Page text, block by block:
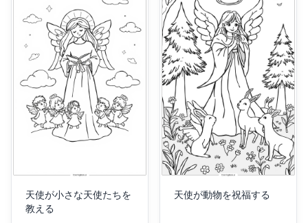
天使が小さな天使たちを
教える
天使が動物を祝福する